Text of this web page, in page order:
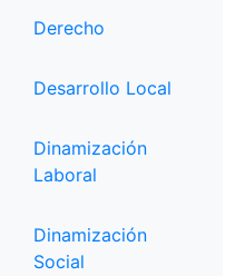
Derecho
Desarrollo Local
Dinamización
Laboral
Dinamización
Social